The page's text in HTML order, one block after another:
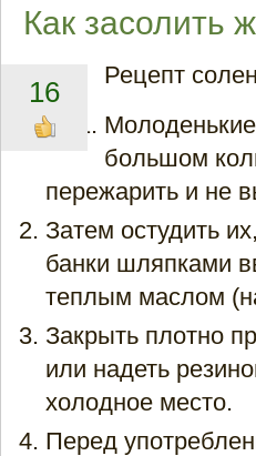
Как засолить
16
Рецепт
большом
пережарить и не
Затем остудить
банки шляпками
теплым маслом
Закрыть плотно
или надеть
холодное место.
Перед